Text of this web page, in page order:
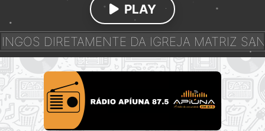
PLAY
DIRETAMENTE DA IGREJA MATRIZ